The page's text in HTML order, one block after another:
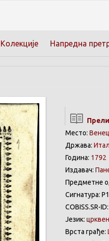
Колекције Напредна
Место:
Држава:
Година: 1792
Издавач:
Предметне
Сигнатура:
COBISS.SR-ID:
Језик:
Врста грађе: